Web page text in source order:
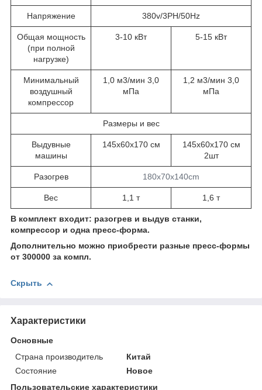
Напряжение 380v/3PH/50Hz
Общая мощность
(при полной
нагрузке)
3-10 кВт 5-15 кВт
Минимальный
воздушный
компрессор
1,0 м3/мин 3,0
мПа
1,2 м3/мин 3,0
мПа
Размеры и вес
Выдувные
машины
145x60x170 см
145x60x170 см
2шт
Разогрев 180x70x140cm
Вес 1,1 т 1,6 т
В комплект входит: разогрев и выдув станки,
компрессор и одна пресс-форма.
Дополнительно можно приобрести разные пресс-формы
от 300000 за компл.
Скрыть
Характеристики
Основные
Страна производитель
Китай
Состояние
Новое
Пользовательские характеристики